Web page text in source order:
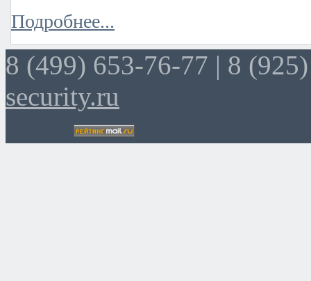
Подробнее...
8 (499) 653-76-77 | 8
security.ru